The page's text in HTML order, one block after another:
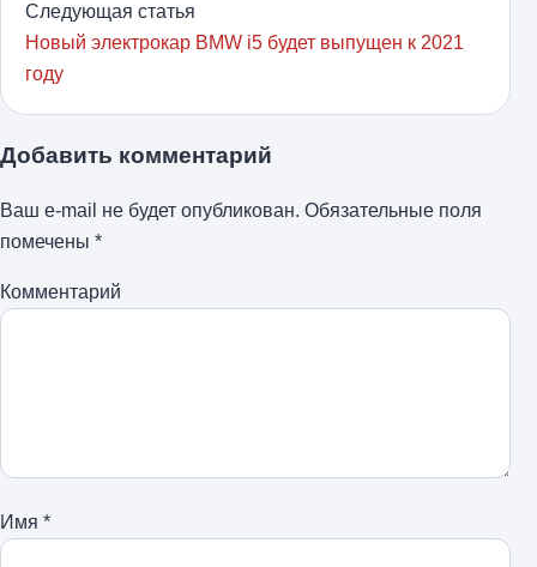
Следующая статья
Новый электрокар BMW i5 будет выпущен к 2021
году
Добавить комментарий
Ваш e-mail не будет опубликован. Обязательные поля
помечены *
Комментарий
Имя *